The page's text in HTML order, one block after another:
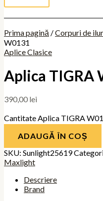
Prima pagină /Corpuri de
W0131
Aplice Clasice
Aplica TIGRA
390,00 lei
Cantitate Aplica TIGRA
ADAUGĂ ÎN COȘ
SKU: Sunlight25619
Maxlight
Descriere
Brand